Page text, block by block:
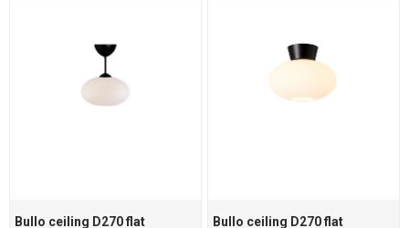
Bullo ceiling D270 flat
Bullo ceiling D270 flat